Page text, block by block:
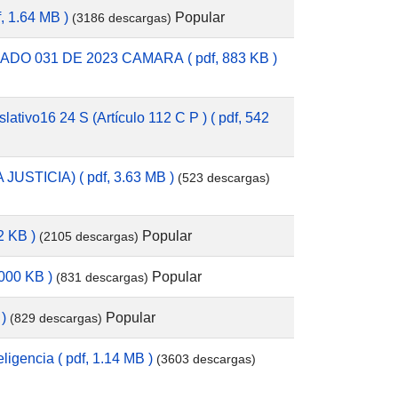
1.64 MB ) (3186 descargas) Popular
031 DE 2023 CAMARA ( pdf, 883 KB )
24 S (Artículo 112 C P ) ( pdf, 542
JUSTICIA) ( pdf, 3.63 MB ) (523 descargas)
KB ) (2105 descargas) Popular
KB ) (831 descargas) Popular
(829 descargas) Popular
( pdf, 1.14 MB ) (3603 descargas)